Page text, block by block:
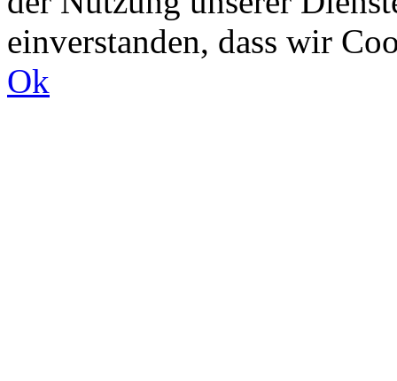
einverstanden, dass wir
Ok